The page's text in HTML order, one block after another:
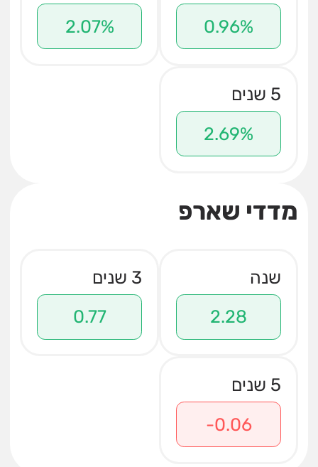
0.96%
2.07%
5 שנים
2.69%
מדדי שארפ
שנה
2.28
3 שנים
0.77
5 שנים
-0.06